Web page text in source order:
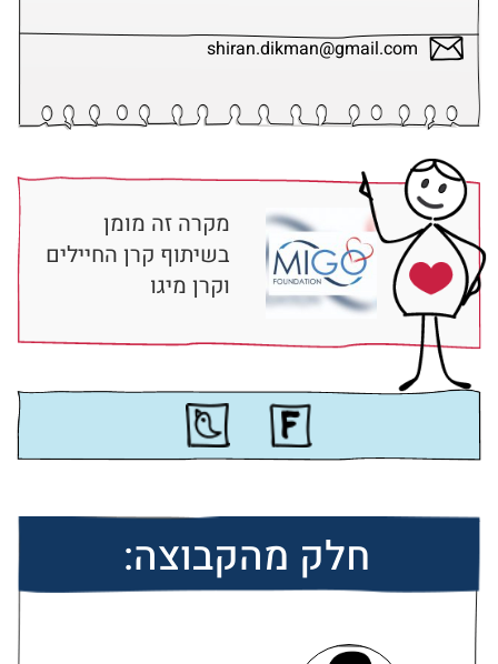
מקרה זה מומן
בשיתוף קרן החיילים
וקרן מיגו
חלק מהקבוצה:
shiran.dikman@gmail.com